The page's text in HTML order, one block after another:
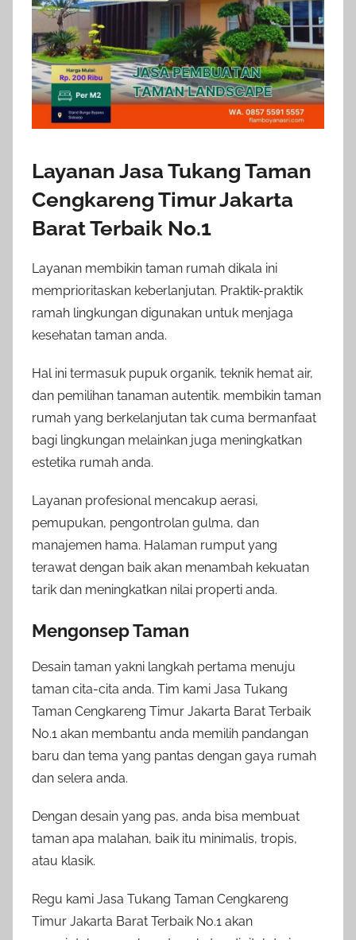
Layanan Jasa Tukang Taman
Cengkareng Timur Jakarta
Barat Terbaik No.1
Layanan membikin taman rumah dikala ini
memprioritaskan keberlanjutan. Praktik-praktik
ramah lingkungan digunakan untuk menjaga
kesehatan taman anda.
Hal ini termasuk pupuk organik, teknik hemat air,
dan pemilihan tanaman autentik. membikin taman
rumah yang berkelanjutan tak cuma bermanfaat
bagi lingkungan melainkan juga meningkatkan
estetika rumah anda.
Layanan profesional mencakup aerasi,
pemupukan, pengontrolan gulma, dan
manajemen hama. Halaman rumput yang
terawat dengan baik akan menambah kekuatan
tarik dan meningkatkan nilai properti anda.
Mengonsep Taman
Desain taman yakni langkah pertama menuju
taman cita-cita anda. Tim kami Jasa Tukang
Taman Cengkareng Timur Jakarta Barat Terbaik
No.1 akan membantu anda memilih pandangan
baru dan tema yang pantas dengan gaya rumah
dan selera anda.
Dengan desain yang pas, anda bisa membuat
taman apa malahan, baik itu minimalis, tropis,
atau klasik.
Regu kami Jasa Tukang Taman Cengkareng
Timur Jakarta Barat Terbaik No.1 akan